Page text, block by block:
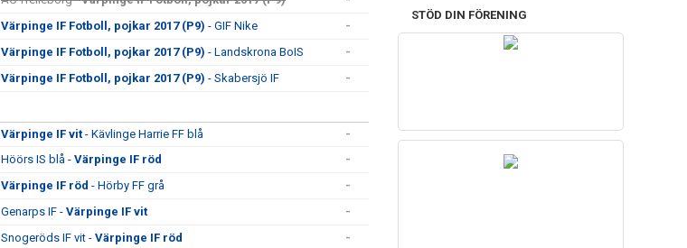
Värpinge IF Fotboll, pojkar 2017 (P9) - GIF Nike
-
Värpinge IF Fotboll, pojkar 2017 (P9) - Landskrona BoIS
-
Värpinge IF Fotboll, pojkar 2017 (P9) - Skabersjö IF -
Värpinge IF vit - Kävlinge Harrie FF blå
-
Höörs IS blå - Värpinge IF röd
-
Värpinge IF röd - Hörby FF grå
-
Genarps IF - Värpinge IF vit
-
Snogeröds IF vit - Värpinge IF röd
-
STÖD DIN FÖRENING